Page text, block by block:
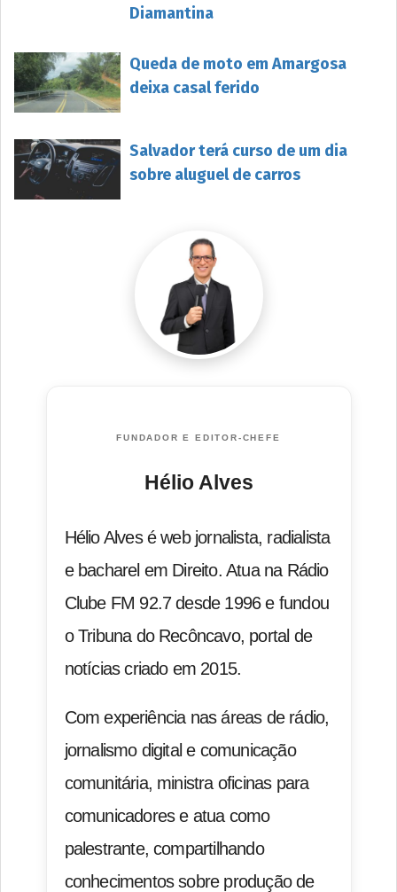
Diamantina
Queda de moto em Amargosa
deixa casal ferido
Salvador terá curso de um dia
sobre aluguel de carros
FUNDADOR E EDITOR-CHEFE
Hélio Alves
Hélio Alves é web jornalista, radialista
e bacharel em Direito. Atua na Rádio
Clube FM 92.7 desde 1996 e fundou
o Tribuna do Recôncavo, portal de
notícias criado em 2015.
Com experiência nas áreas de rádio,
jornalismo digital e comunicação
comunitária, ministra oficinas para
comunicadores e atua como
palestrante, compartilhando
conhecimentos sobre produção de